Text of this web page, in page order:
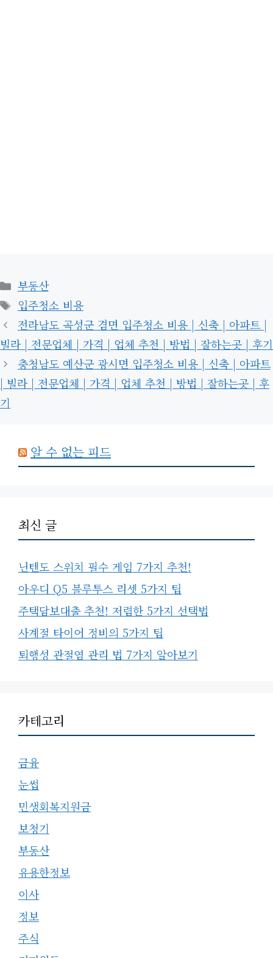
카
테
고
리
부동산
태
그
입주청소 비용
전라남도 곡성군 겸면 입주청소 비용 | 신축 | 아파트 |
빌라 | 전문업체 | 가격 | 업체 추천 | 방법 | 잘하는곳 | 후기
충청남도 예산군 광시면 입주청소 비용 | 신축 | 아파트
| 빌라 | 전문업체 | 가격 | 업체 추천 | 방법 | 잘하는곳 | 후
기
알 수 없는 피드
최신 글
닌텐도 스위치 필수 게임 7가지 추천!
아우디 Q5 블루투스 리셋 5가지 팁
주택담보대출 추천! 저렴한 5가지 선택법
사계절 타이어 정비의 5가지 팁
퇴행성 관절염 관리 법 7가지 알아보기
카테고리
금융
눈썹
민생회복지원금
보청기
부동산
유용한정보
이사
정보
주식